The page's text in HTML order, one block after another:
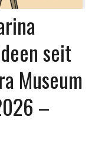
seit
Museum
–